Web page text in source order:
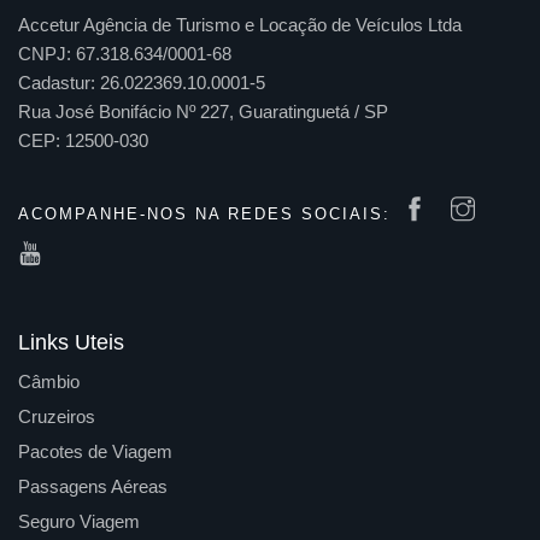
Accetur Agência de Turismo e Locação de Veículos Ltda
CNPJ: 67.318.634/0001-68
Cadastur: 26.022369.10.0001-5
Rua José Bonifácio Nº 227, Guaratinguetá / SP
CEP: 12500-030
ACOMPANHE-NOS NA REDES SOCIAIS:
Links Uteis
Câmbio
Cruzeiros
Pacotes de Viagem
Passagens Aéreas
Seguro Viagem